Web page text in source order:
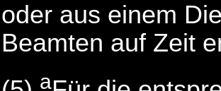
oder aus einem
Beamten auf Zeit
a